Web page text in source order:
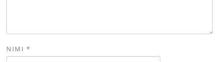
NIMI *